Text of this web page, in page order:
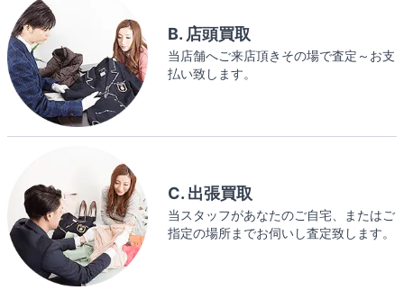
B. 店頭買取
当店舗へご来店頂きその場で査定～お支
払い致します。
C. 出張買取
当スタッフがあなたのご自宅、またはご
指定の場所までお伺いし査定致します。